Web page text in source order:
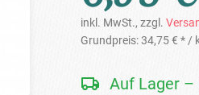
inkl. MwSt., zzgl.
Grundpreis:34,75 € */
Auf Lager –